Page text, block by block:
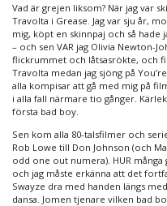
Vad är grejen liksom? När jag var
Travolta i Grease. Jag var sju år,
mig, köpt en skinnpaj och så hade
– och sen VAR jag Olivia Newton-
flickrummet och låtsasrökte, och
Travolta medan jag sjöng på
alla kompisar att gå med mig på
i alla fall närmare tio gånger.
första bad boy.
Sen kom alla 80-talsfilmer och
Rob Lowe till Don Johnson (och
odd one out numera). HUR
och jag måste erkänna att det
Swayze dra med handen längs
dansa. Jomen tjenare vilken bad